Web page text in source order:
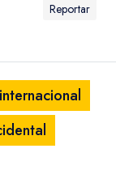
Reportar